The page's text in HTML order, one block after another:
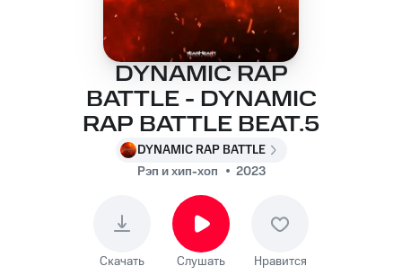
DYNAMIC RAP
BATTLE - DYNAMIC
RAP BATTLE BEAT.5
DYNAMIC RAP BATTLE
Рэп и хип-хоп
2023
Скачать Слушать Нравится